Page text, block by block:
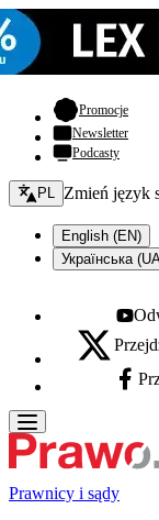
Promocje-
Newsletter
Podcasty
Zmień język -
PL Zmień język
English (EN)
Українська
X - otwiera się
Prawnicy i sądy